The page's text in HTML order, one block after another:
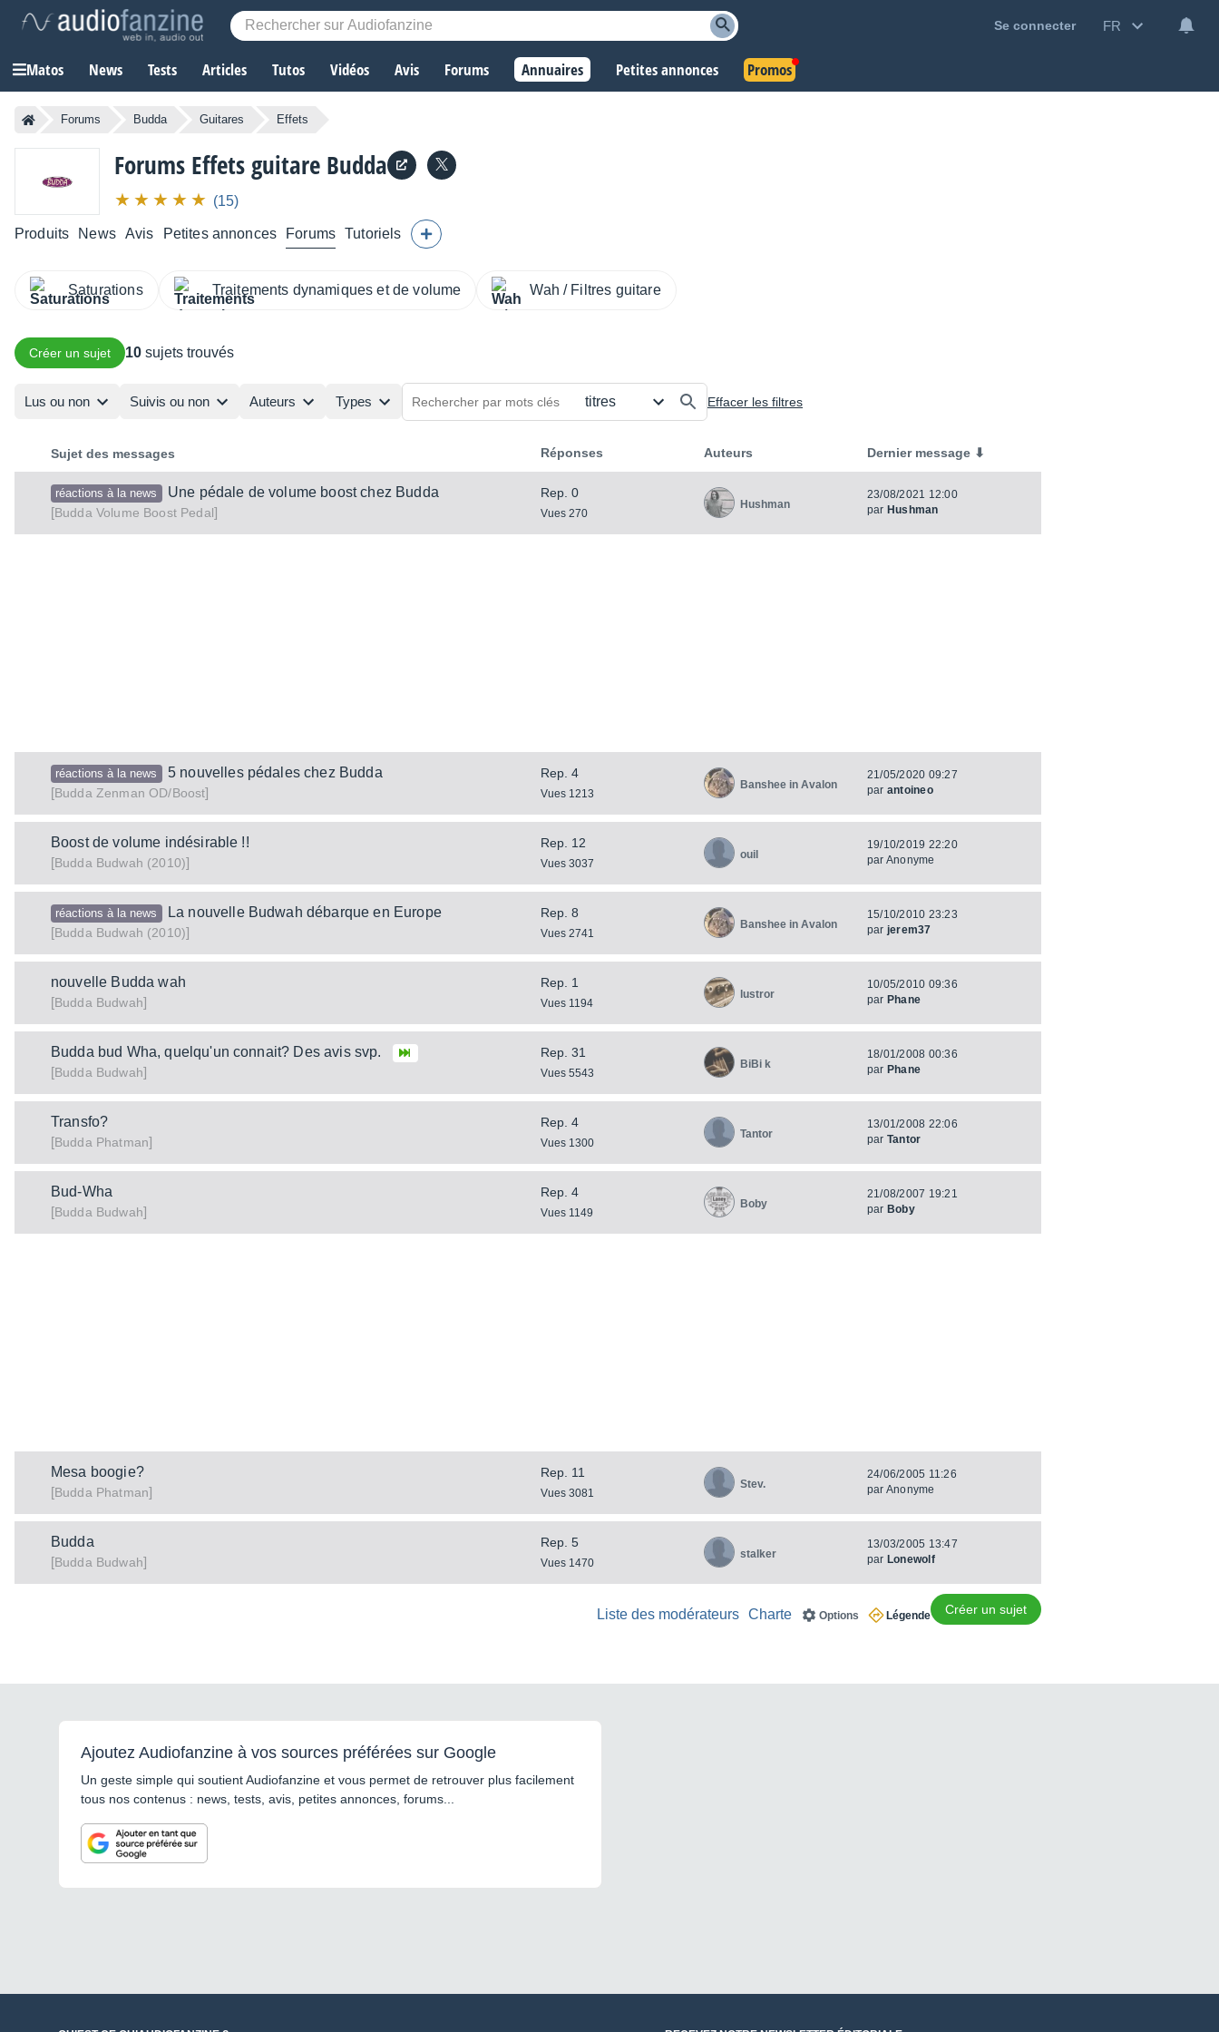
Se connecter FR
Matos News Tests Articles Tutos Vidéos Avis Forums Annuaires Petites annonces Promos
Forums Budda Guitares Effets
Forums Effets guitare Budda
(15)
Produits News Avis Petites annonces Forums Tutoriels
Saturations Traitements dynamiques et de volume Wah / Filtres guitare
Créer un sujet 10 sujets trouvés
Lus ou non Suivis ou non Auteurs Types Effacer les filtres
Sujet des messages Réponses Auteurs Dernier message ⬇
réactions à la news
Une pédale de volume boost chez Budda
[Budda Volume Boost Pedal]
Rep. 0
Vues 270
Hushman
23/08/2021 12:00
par Hushman
réactions à la news
5 nouvelles pédales chez Budda
[Budda Zenman OD/Boost]
Rep. 4
Vues 1213
Banshee in Avalon
21/05/2020 09:27
par antoineo
Boost de volume indésirable !!
[Budda Budwah (2010)]
Rep. 12
Vues 3037
ouil
19/10/2019 22:20
par Anonyme
réactions à la news
La nouvelle Budwah débarque en Europe
[Budda Budwah (2010)]
Rep. 8
Vues 2741
Banshee in Avalon
15/10/2010 23:23
par jerem37
nouvelle Budda wah
[Budda Budwah]
Rep. 1
Vues 1194
lustror
10/05/2010 09:36
par Phane
Budda bud Wha, quelqu'un connait? Des avis svp.
[Budda Budwah]
Rep. 31
Vues 5543
BiBi k
18/01/2008 00:36
par Phane
Transfo?
[Budda Phatman]
Rep. 4
Vues 1300
Tantor
13/01/2008 22:06
par Tantor
Bud-Wha
[Budda Budwah]
Rep. 4
Vues 1149
Boby
21/08/2007 19:21
par Boby
Mesa boogie?
[Budda Phatman]
Rep. 11
Vues 3081
Stev.
24/06/2005 11:26
par Anonyme
Budda
[Budda Budwah]
Rep. 5
Vues 1470
stalker
13/03/2005 13:47
par Lonewolf
Créer un sujet
Légende
Options
Charte
Liste des modérateurs
Ajoutez Audiofanzine à vos sources préférées sur Google
Un geste simple qui soutient Audiofanzine et vous permet de retrouver plus facilement
tous nos contenus : news, tests, avis, petites annonces, forums...